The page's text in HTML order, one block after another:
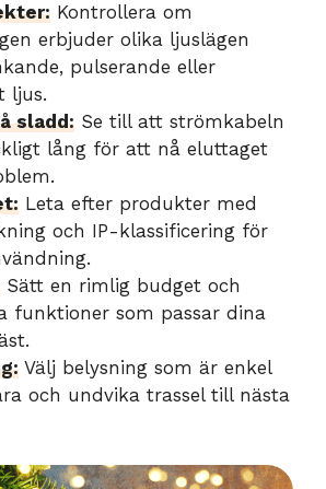
Kontrollera om
erbjuder olika ljuslägen
pulserande eller
ljus.
sladd: Se till att strömkabeln
lång för att nå eluttaget
Leta efter produkter med
och IP-klassificering för
Sätt en rimlig budget och
funktioner som passar dina
Välj belysning som är enkel
och undvika trassel till nästa